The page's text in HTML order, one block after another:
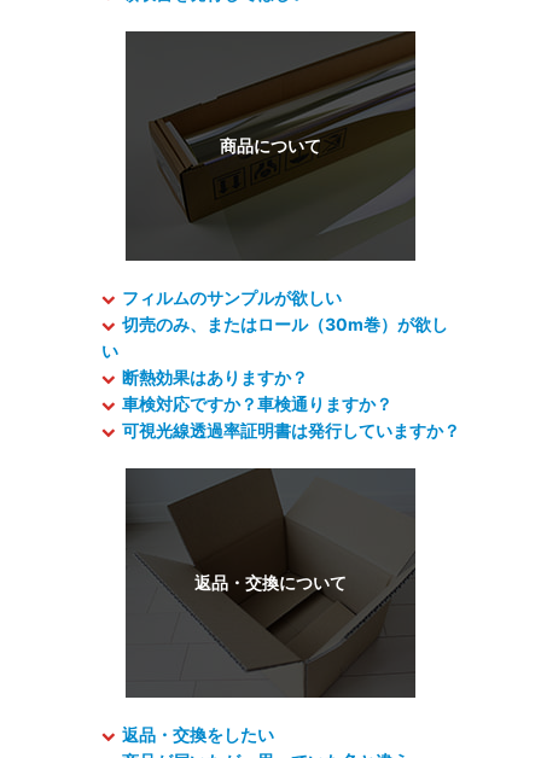
フィルムのサンプルが欲しい
切売のみ、またはロール（30m巻）が欲し
い
断熱効果はありますか？
車検対応ですか？車検通りますか？
可視光線透過率証明書は発行していますか？
返品・交換をしたい